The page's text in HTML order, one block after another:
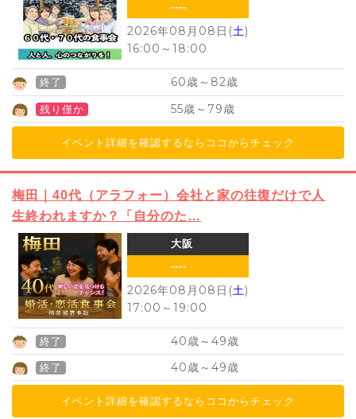
----
2026年08月08日(土)
16:00 ～ 18:00
終了 60歳～ 82歳
残り僅か 55歳～ 79歳
イベント詳細を確認するならココからチェック
梅田｜40代（アラフォー）会社と家の往復だけで人
生終われますか？「自分のた…
大阪
----
2026年08月08日(土)
17:00 ～ 19:00
終了 40歳～ 49歳
終了 40歳～ 49歳
イベント詳細を確認するならココからチェック